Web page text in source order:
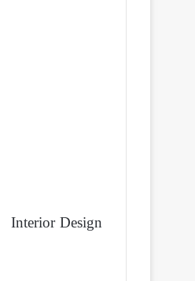
Interior Design